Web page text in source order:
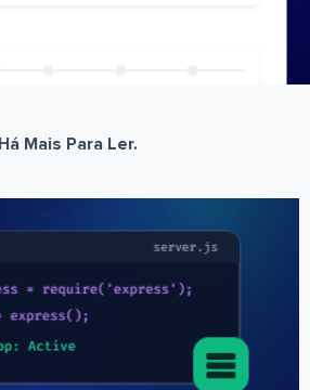
Há Mais Para Ler.